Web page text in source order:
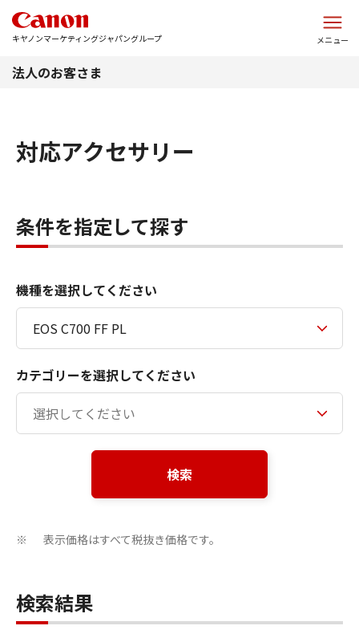
キヤノンマーケティングジャパングループ メニュー
法人のお客さま
対応アクセサリー
条件を指定して探す
機種を選択してください
カテゴリーを選択してください
検索
※ 表示価格はすべて税抜き価格です。
検索結果